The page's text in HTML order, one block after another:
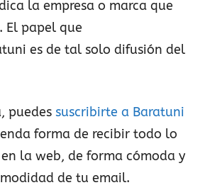
la empresa o marca que
El papel que
es de tal solo difusión del
puedes suscribirte a Baratuni
forma de recibir todo lo
la web, de forma cómoda y
de tu email.